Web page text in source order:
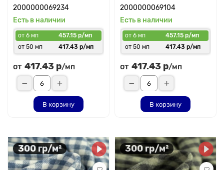
2000000069234
Есть в наличии
от 6 мп
457.15 р/мп
от 50 мп
417.43 р/мп
от 417.43 р/мп
В корзину
2000000069104
Есть в наличии
от 6 мп
457.15 р/мп
от 50 мп
417.43 р/мп
от 417.43 р/мп
В корзину
300 гр/м² 300 гр/м²